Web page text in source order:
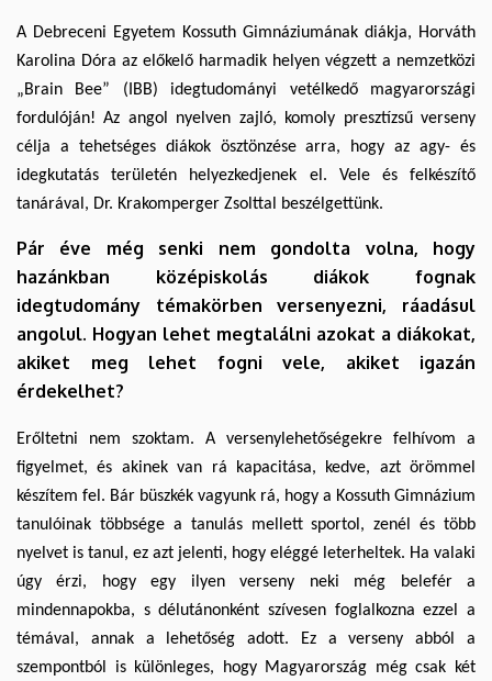
A Debreceni Egyetem Kossuth Gimnáziumának diákja, Horváth
Karolina Dóra az előkelő harmadik helyen végzett a nemzetközi
„Brain Bee” (IBB) idegtudományi vetélkedő magyarországi
fordulóján! Az angol nyelven zajló, komoly presztízsű verseny
célja a tehetséges diákok ösztönzése arra, hogy az agy- és
idegkutatás területén helyezkedjenek el. Vele és felkészítő
tanárával, Dr. Krakomperger Zsolttal beszélgettünk.
Pár éve még senki nem gondolta volna, hogy
hazánkban középiskolás diákok fognak
idegtudomány témakörben versenyezni, ráadásul
angolul. Hogyan lehet megtalálni azokat a diákokat,
akiket meg lehet fogni vele, akiket igazán
érdekelhet?
Erőltetni nem szoktam. A versenylehetőségekre felhívom a
figyelmet, és akinek van rá kapacitása, kedve, azt örömmel
készítem fel. Bár büszkék vagyunk rá, hogy a Kossuth Gimnázium
tanulóinak többsége a tanulás mellett sportol, zenél és több
nyelvet is tanul, ez azt jelenti, hogy eléggé leterheltek. Ha valaki
úgy érzi, hogy egy ilyen verseny neki még belefér a
mindennapokba, s délutánonként szívesen foglalkozna ezzel a
témával, annak a lehetőség adott. Ez a verseny abból a
szempontból is különleges, hogy Magyarország még csak két